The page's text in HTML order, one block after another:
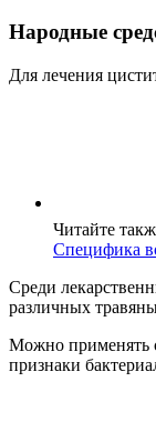
Народные
Для лечения
Читайте
Специфика
Среди
различных
Можно применять
признаки